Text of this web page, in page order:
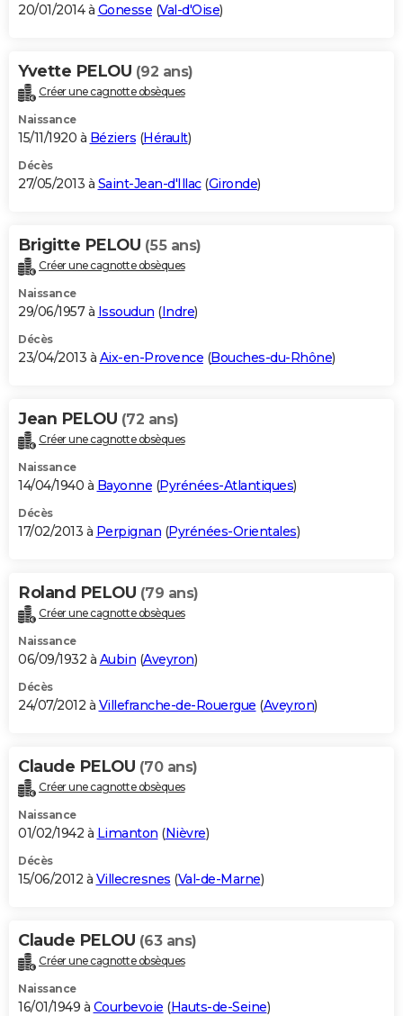
20/01/2014 à Gonesse (Val-d'Oise)
Yvette PELOU (92 ans)
Créer une cagnotte obsèques
Naissance
15/11/1920 à Béziers (Hérault)
Décès
27/05/2013 à Saint-Jean-d'Illac(Gironde)
Brigitte PELOU (55 ans)
Créer une cagnotte obsèques
Naissance
29/06/1957 à Issoudun (Indre)
Décès
23/04/2013 à Aix-en-Provence (Bouches-du-Rhône)
Jean PELOU (72 ans)
Créer une cagnotte obsèques
Naissance
14/04/1940 à Bayonne (Pyrénées-Atlantiques)
Décès
17/02/2013 à Perpignan (Pyrénées-Orientales)
Roland PELOU (79 ans)
Créer une cagnotte obsèques
Naissance
06/09/1932 à Aubin (Aveyron)
Décès
24/07/2012 à Villefranche-de-Rouergue (Aveyron)
Claude PELOU (70 ans)
Créer une cagnotte obsèques
Naissance
01/02/1942 à Limanton (Nièvre)
Décès
15/06/2012 à Villecresnes (Val-de-Marne)
Claude PELOU (63 ans)
Créer une cagnotte obsèques
Naissance
16/01/1949 à Courbevoie (Hauts-de-Seine)